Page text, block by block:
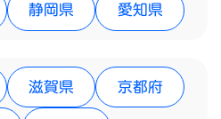
静岡県 愛知県
滋賀県 京都府